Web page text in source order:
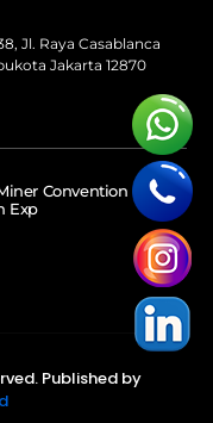
Jl. Raya Casablanca
Jakarta 12870
Convention Expoal
Exp
Published by